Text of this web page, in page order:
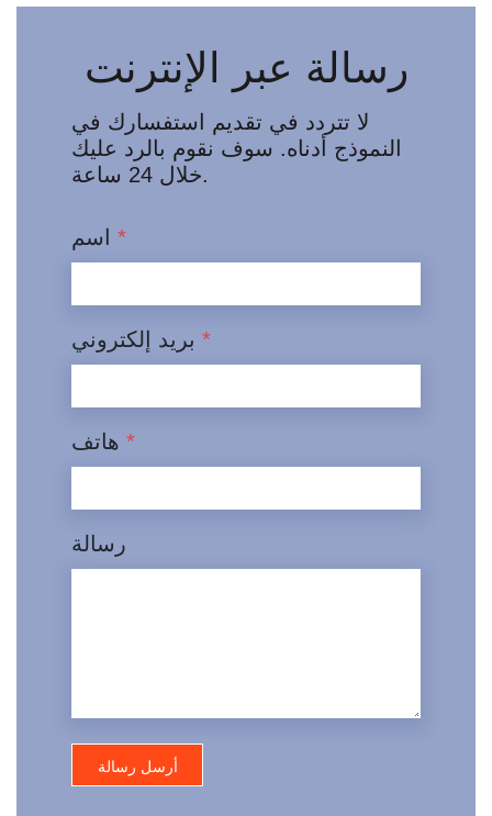
رسالة عبر الإنترنت
لا تتردد في تقديم استفسارك في
النموذج أدناه. سوف نقوم بالرد عليك
خلال 24 ساعة.
*
*
*
رسالة